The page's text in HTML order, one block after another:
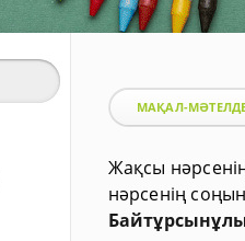
МАҚАЛ-
Жақсы
нәрсенің